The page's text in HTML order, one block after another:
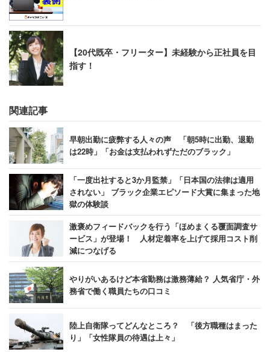
DICは「ワークライフバランスを重視する人に
とっては最高の環境」
4位：DIC（3.51点）
～1908年に印刷インキの製造所として創業～
基礎素材の有機顔料・合成樹脂を中心に幅広い事業を展開
している「DIC」。スマートワークにより組織のパフォー
マンスを高めているかを評価する「第1回日経Smart Work
経営調査」（日本経済新聞社グループ）で3つ星を取得し
た。同社では「働きがい」向上を目指し、能力や実績を公
正に判断して賃金・処遇を決めるよう努めている。
「休日出勤についてはほとんどの場合、ないと考え
られる。残業については一人当たりの仕事量が多い
ため、部署によってはかなり多いと感じる。一方
【20代既卒・フリーター】未経験から正社員を目
指す！
関連記事
早朝出勤に疲弊する人々の声 「朝5時に出勤、退勤
は22時」「お金は支払われずただのブラック」
「一度出社すると3か月監禁」「日本国の法律は適用
されない」 ブラック企業エピソード大賞に集まった地
獄の体験談
激褒めフィードバックを行う「ほめまくる覆面調査サ
ービス」が登場！ 人材定着率を上げて採用コスト削
減につなげる
やりがいあるけど本省勤務は激務薄給？ 人気省庁・外
務省で働く職員たちの口コミ
陸上自衛隊ってどんなところ？ 「後方職種はまった
り」「女性隊員の待遇は上々」